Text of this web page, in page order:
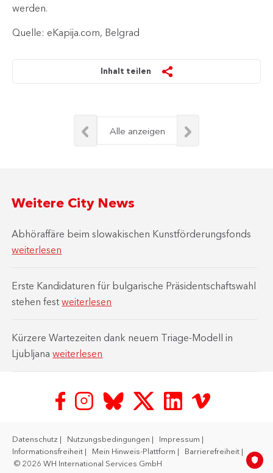
werden.
Quelle: eKapija.com, Belgrad
Inhalt teilen
Alle anzeigen
Weitere City News
Abhöraffäre beim slowakischen Kunstförderungsfonds
weiterlesen
Erste Kandidaturen für bulgarische Präsidentschaftswahl
stehen festweiterlesen
Kürzere Wartezeiten dank neuem Triage-Modell in
Ljubljanaweiterlesen
Datenschutz Nutzungsbedingungen
Impressum
Informationsfreiheit
Mein Hinweis-Plattform
Barrierefreiheit
© 2026 WH International Services GmbH